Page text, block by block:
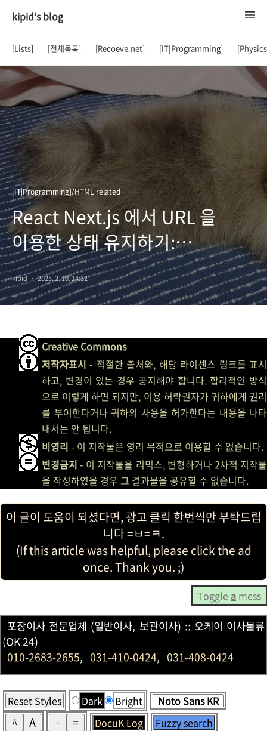
kipid's blog
[Lists] [전체목록] [Recoeve.net] [IT|Programming]
[IT|Programming]/HTML related
React Next.js 에서 URL 을
이용한 상태 유지하기:
페이지네이션, 키워드 검색,
필터링
kipid 2025. 2. 10. 14:32
Creative Commons
저작자표시 - 적절한 출처와, 해당 라이센스 링크를 표시
하고, 변경이 있는 경우 공지해야 합니다. 합리적인 방식
으로 이렇게 하면 되지만, 이용 허락권자가 귀하에게 권리
를 부여한다거나 귀하의 사용을 허가한다는 내용을 나타
내서는 안 됩니다.
비영리 - 이 저작물은 영리 목적으로 이용할 수 없습니다.
변경금지 - 이 저작물을 리믹스, 변형하거나 2차적 저작물
을 작성하였을 경우 그 결과물을 공유할 수 없습니다.
이 글이 도움이 되셨다면, 광고 클릭 한번씩만 부탁드립
니다 =ㅂ=ㅋ.
(If this article was helpful, please click the ad
once. Thank you. ;)
Toggle a mess
포장이사 전문업체 (일반이사, 보관이사) :: 오케이 이사물류
(OK 24)
010-2683-2655, 031-410-0424, 031-408-0424
Reset Styles Dark Bright
A A = = DocuK Log Fuzzy search